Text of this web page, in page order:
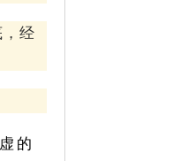
，经
的